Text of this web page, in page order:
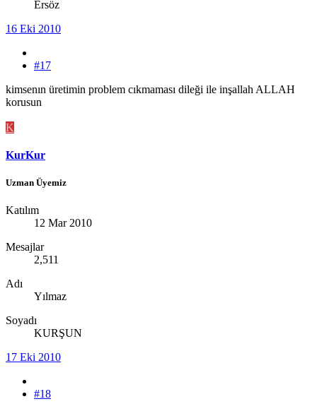
Ersöz
16 Eki 2010
#17
kimsenın üretimin problem cıkmaması dileği ile inşallah ALLAH
korusun
K
KurKur
Uzman Üyemiz
Katılım
12 Mar 2010
Mesajlar
2,511
Adı
Yılmaz
Soyadı
KURŞUN
17 Eki 2010
#18